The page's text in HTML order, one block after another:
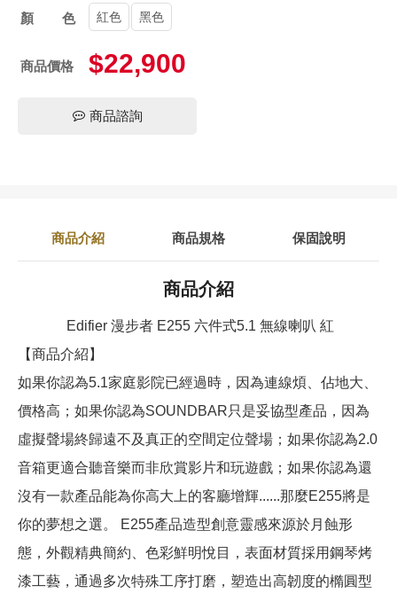
顏色紅色 黑色
商品價格 $22,900
商品諮詢
商品介紹 商品規格 保固說明
商品介紹
Edifier 漫步者 E255 六件式5.1 無線喇叭 紅
【商品介紹】
如果你認為5.1家庭影院已經過時，因為連線煩、佔地大、
價格高；如果你認為SOUNDBAR只是妥協型產品，因為
虛擬聲場終歸遠不及真正的空間定位聲場；如果你認為2.0
音箱更適合聽音樂而非欣賞影片和玩遊戲；如果你認為還
沒有一款產品能為你高大上的客廳增輝......那麼E255將是
你的夢想之選。 E255產品造型創意靈感來源於月蝕形
態，外觀精典簡約、色彩鮮明悅目，表面材質採用鋼琴烤
漆工藝，通過多次特殊工序打磨，塑造出高韌度的橢圓型